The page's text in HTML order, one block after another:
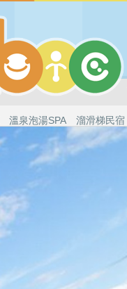
溫泉泡湯SPA 溜滑梯民宿